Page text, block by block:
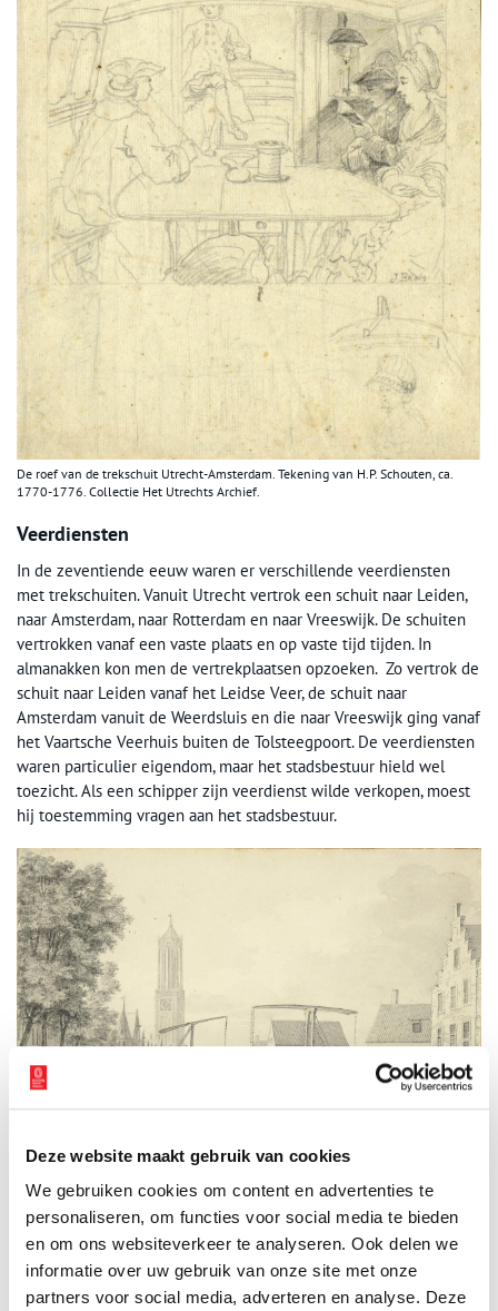
Deze website maakt gebruik van cookies
We gebruiken cookies om content en advertenties te
personaliseren, om functies voor social media te bieden
en om ons websiteverkeer te analyseren. Ook delen we
informatie over uw gebruik van onze site met onze
partners voor social media, adverteren en analyse. Deze
De roef van de trekschuit Utrecht-Amsterdam. Tekening van H.P. Schouten, ca.
1770-1776. Collectie Het Utrechts Archief.
Veerdiensten
In de zeventiende eeuw waren er verschillende veerdiensten
met trekschuiten. Vanuit Utrecht vertrok een schuit naar Leiden,
naar Amsterdam, naar Rotterdam en naar Vreeswijk. De schuiten
vertrokken vanaf een vaste plaats en op vaste tijd tijden. In
almanakken kon men de vertrekplaatsen opzoeken. Zo vertrok de
schuit naar Leiden vanaf het Leidse Veer, de schuit naar
Amsterdam vanuit de Weerdsluis en die naar Vreeswijk ging vanaf
het Vaartsche Veerhuis buiten de Tolsteegpoort. De veerdiensten
waren particulier eigendom, maar het stadsbestuur hield wel
toezicht. Als een schipper zijn veerdienst wilde verkopen, moest
hij toestemming vragen aan het stadsbestuur.
De opstapplaats van de trekschuit naar Amsterdam bij de Weerdsluis te Utrecht.
Toegeschreven aan Gerard van Rossum, ca. 1761. Collectie Het Utrechts Archief.
Het einde van de trekschuit
In de Utrechtse Almanak van 1817 is te lezen dat er drie